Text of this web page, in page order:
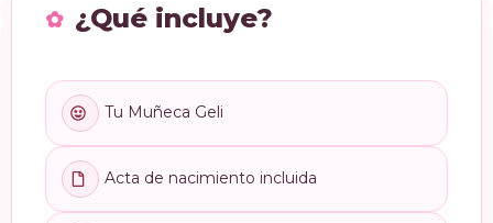
¿Qué incluye?
Tu Muñeca Geli
Acta de nacimiento incluida